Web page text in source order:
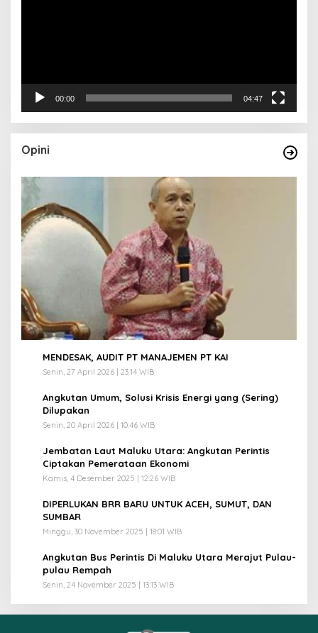
00:00 04:47
Opini
MENDESAK, AUDIT PT MANAJEMEN PT KAI
Senin, 27 April 2026 | 23:14 WIB
Angkutan Umum, Solusi Krisis Energi yang (Sering)
Dilupakan
Senin, 20 April 2026 | 10:46 WIB
Jembatan Laut Maluku Utara: Angkutan Perintis
Ciptakan Pemerataan Ekonomi
Kamis, 4 Desember 2025 | 12:26 WIB
DIPERLUKAN BRR BARU UNTUK ACEH, SUMUT, DAN
SUMBAR
Minggu, 30 November 2025 | 18:01 WIB
Angkutan Bus Perintis Di Maluku Utara Merajut Pulau-
pulau Rempah
Senin, 24 November 2025 | 13:13 WIB